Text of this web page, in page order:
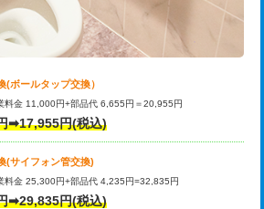
(ボールタップ交換）
料金 11,000円+部品代 6,655円＝20,955円
➡17,955円(税込)
(サイフォン管交換)
料金 25,300円+部品代 4,235円=32,835円
➡29,835円(税込)